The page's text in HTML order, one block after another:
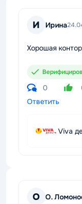
И Ирина
Хорошая
0
Ответить
Viva
О О.